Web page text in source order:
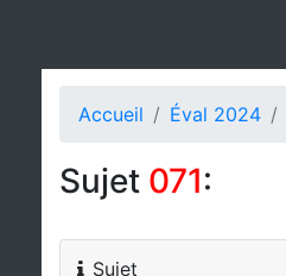
Accueil Éval 2024
Sujet 071:
Sujet